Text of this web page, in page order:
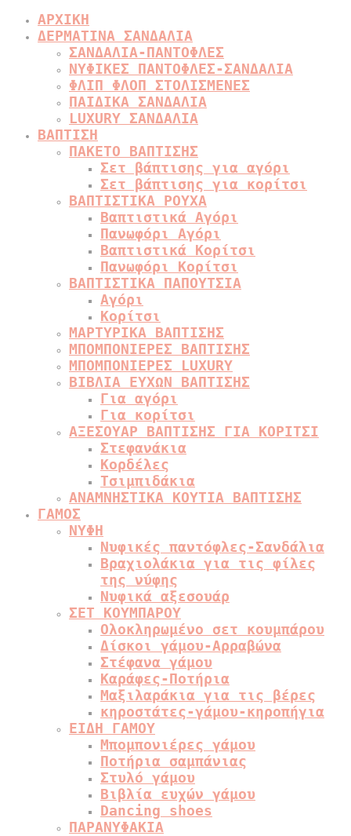
ΑΡΧΙΚΗ
ΔΕΡΜΑΤΙΝΑ ΣΑΝΔΑΛΙΑ
ΣΑΝΔΑΛΙΑ-ΠΑΝΤΟΦΛΕΣ
ΝΥΦΙΚΕΣ ΠΑΝΤΟΦΛΕΣ-ΣΑΝΔΑΛΙΑ
ΦΛΙΠ ΦΛΟΠ ΣΤΟΛΙΣΜΕΝΕΣ
ΠΑΙΔΙΚΑ ΣΑΝΔΑΛΙΑ
LUXURY ΣΑΝΔΑΛΙΑ
ΒΑΠΤΙΣΗ
ΠΑΚΕΤΟ ΒΑΠΤΙΣΗΣ
Σετ βάπτισης για αγόρι
Σετ βάπτισης για κορίτσι
ΒΑΠΤΙΣΤΙΚΑ ΡΟΥΧΑ
Βαπτιστικά Αγόρι
Πανωφόρι Αγόρι
Βαπτιστικά Κορίτσι
Πανωφόρι Κορίτσι
ΒΑΠΤΙΣΤΙΚΑ ΠΑΠΟΥΤΣΙΑ
Αγόρι
Κορίτσι
ΜΑΡΤΥΡΙΚΑ ΒΑΠΤΙΣΗΣ
ΜΠΟΜΠΟΝΙΕΡΕΣ ΒΑΠΤΙΣΗΣ
ΜΠΟΜΠΟΝΙΕΡΕΣ LUXURY
ΒΙΒΛΙΑ ΕΥΧΩΝ ΒΑΠΤΙΣΗΣ
Για αγόρι
Για κορίτσι
ΑΞΕΣΟΥΑΡ ΒΑΠΤΙΣΗΣ ΓΙΑ ΚΟΡΙΤΣΙ
Στεφανάκια
Κορδέλες
Τσιμπιδάκια
ΑΝΑΜΝΗΣΤΙΚΑ ΚΟΥΤΙΑ ΒΑΠΤΙΣΗΣ
ΓΑΜΟΣ
ΝΥΦΗ
Νυφικές παντόφλες-Σανδάλια
Βραχιολάκια για τις φίλες
της νύφης
Νυφικά αξεσουάρ
ΣΕΤ ΚΟΥΜΠΑΡΟΥ
Ολοκληρωμένο σετ κουμπάρου
Δίσκοι γάμου-Αρραβώνα
Στέφανα γάμου
Καράφες-Ποτήρια
Μαξιλαράκια για τις βέρες
κηροστάτες-γάμου-κηροπήγια
ΕΙΔΗ ΓΑΜΟΥ
Μπομπονιέρες γάμου
Ποτήρια σαμπάνιας
Στυλό γάμου
Βιβλία ευχών γάμου
Dancing shoes
ΠΑΡΑΝΥΦΑΚΙΑ